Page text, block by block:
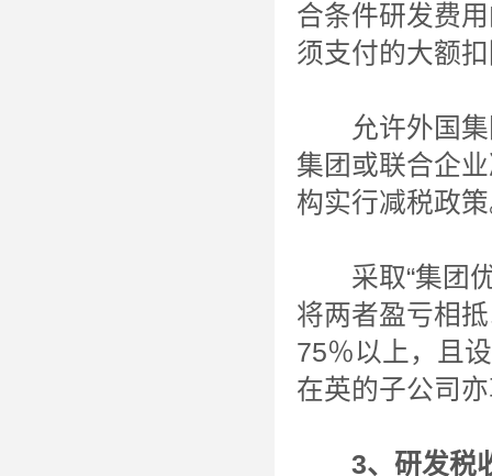
合条件研发费
须支付的大额
允许外国集
集团或联合企
构实行减税政
采取“集团优
将两者盈亏相
75％以上，且
在英的子公司
3、研发税